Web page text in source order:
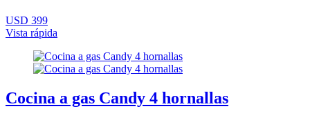
USD 399
Vista rápida
Cocina a gas Candy 4 hornallas